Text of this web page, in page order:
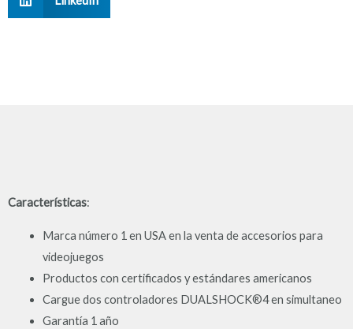
Características:
Marca número 1 en USA en la venta de accesorios para
videojuegos
Productos con certificados y estándares americanos
Cargue dos controladores DUALSHOCK®4 en simultaneo
Garantía 1 año